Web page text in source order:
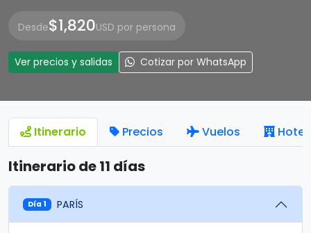
Desde$1,820USD por persona
Ver precios y salidas Cotizar por WhatsApp
Itinerario Precios Vuelos
Itinerario de 11 días
Día 1 PARÍS